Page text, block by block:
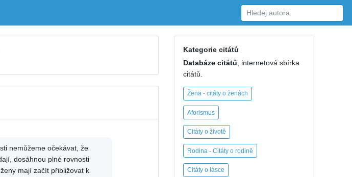
nemůžeme očekávat, že
dosáhnou plné rovnosti
mají začít přibližovat k
Kategorie citátů
Databáze citátů , internetová sbírka
citátů.
Žena - citáty o ženách
Aforismus
Citáty o životě
Rodina - Citáty o rodině
Citáty o lásce